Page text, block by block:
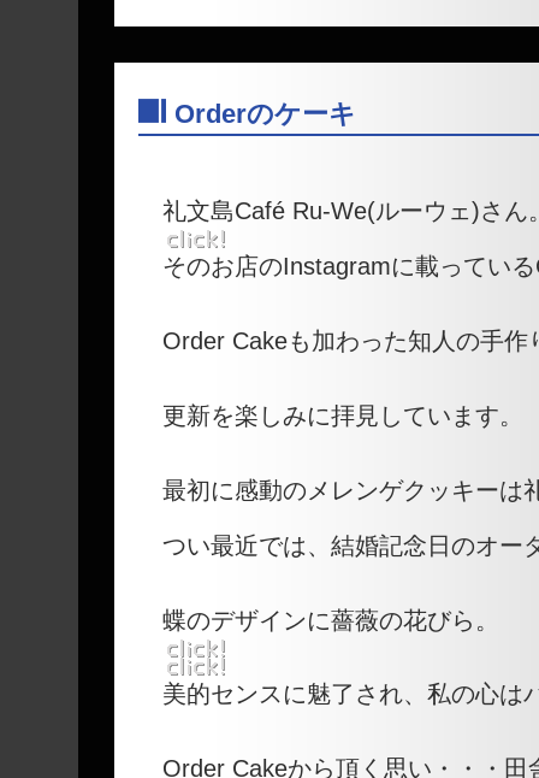
Orderのケーキ
礼文島Café Ru-We(ルーウェ)さん
そのお店のInstagramに載ってい
Order Cakeも加わった知人の手作
更新を楽しみに拝見しています。
最初に感動のメレンゲクッキーは
つい最近では、結婚記念日のオー
蝶のデザインに薔薇の花びら。
美的センスに魅了され、私の心は
Order Cakeから頂く思い・・・田